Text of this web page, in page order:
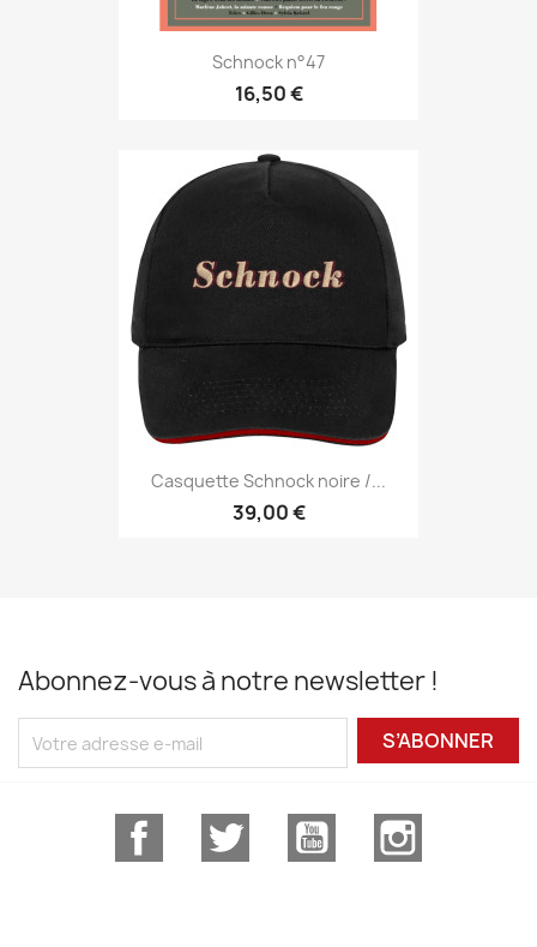
Schnock n°47
16,50 €
Casquette Schnock noire /...
39,00 €
Abonnez-vous à notre newsletter !
S’ABONNER
Facebook Twitter YouTube